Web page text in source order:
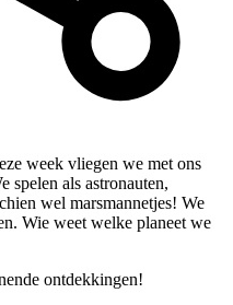
week vliegen we met ons
spelen als astronauten,
wel marsmannetjes! We
Wie weet welke planeet we
ontdekkingen!